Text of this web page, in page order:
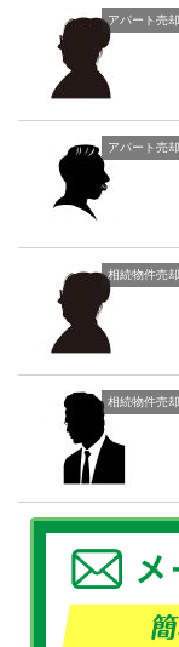
アパート売却
アパート売却
相続物件売却
相続物件売却